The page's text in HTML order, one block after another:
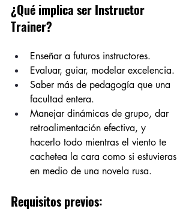
¿Qué implica ser Instructor
Trainer?
Enseñar a futuros instructores.
Evaluar, guiar, modelar excelencia.
Saber más de pedagogía que una
facultad entera.
Manejar dinámicas de grupo, dar
retroalimentación efectiva, y
hacerlo todo mientras el viento te
cachetea la cara como si estuvieras
en medio de una novela rusa.
Requisitos previos: